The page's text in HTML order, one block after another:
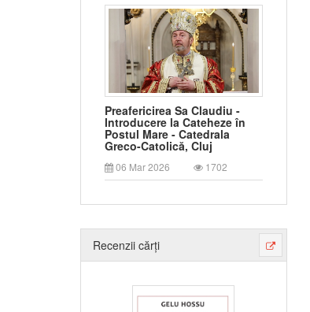
Preafericirea Sa Claudiu -
Introducere la Cateheze în
Postul Mare - Catedrala
Greco-Catolică, Cluj
06 Mar 2026 1702
Recenzii cărți